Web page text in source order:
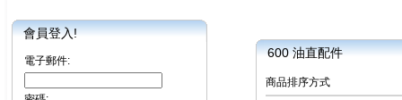
會員登入!
電子郵件:
600 油直配件
商品排序方式